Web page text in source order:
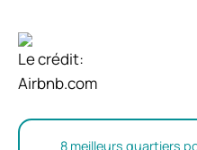
Le crédit:
Airbnb.com
8 meilleurs quartiers